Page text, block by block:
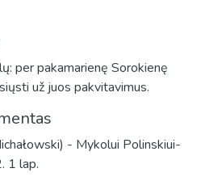
per pakamarienę Sorokienę
už juos pakvitavimus.
- Mykolui Polinskiui-
1 lap.